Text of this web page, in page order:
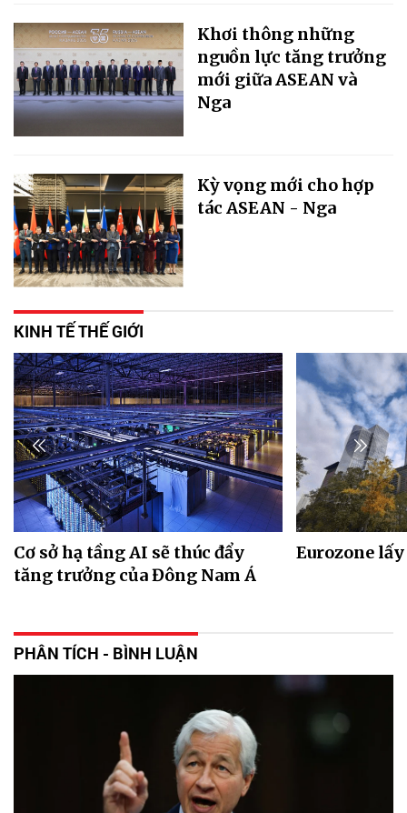
Khơi thông những
nguồn lực tăng trưởng
mới giữa ASEAN và
Nga
Kỳ vọng mới cho hợp
tác ASEAN - Nga
KINH TẾ THẾ GIỚI
Cơ sở hạ tầng AI sẽ thúc đẩy
tăng trưởng của Đông Nam Á
Eurozone
PHÂN TÍCH - BÌNH LUẬN